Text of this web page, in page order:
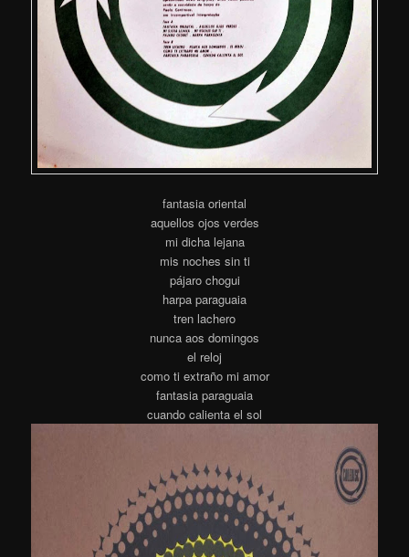
fantasia oriental
aquellos ojos verdes
mi dicha lejana
mis noches sin ti
pájaro chogui
harpa paraguaia
tren lachero
nunca aos domingos
el reloj
como ti extraño mi amor
fantasia paraguaia
cuando calienta el sol